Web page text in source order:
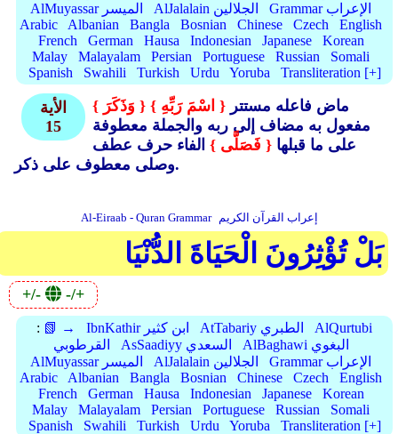
AlMuyassar الميسر
AlJalalain الجلالين
Grammar الإعراب
Arabic
Albanian Bangla Bosnian Chinese Czech
English
French
German Hausa Indonesian Japanese
Korean
Malay
Malayalam Persian Portuguese Russian
Somali
Spanish
Swahili Turkish Urdu Yoruba Transliteration [+]
الأية
15
{ وَذَكَرَ } ماض فاعله مستتر { اسْمَ رَبِّهِ }
مفعول به مضاف إلى ربه والجملة معطوفة
على ما قبلها { فَصَلَّى } الفاء حرف عطف
وصلى معطوف على ذكر.
Al-Eiraab - Quran Grammar إعراب القرآن الكريم
بَلْ تُؤْثِرُونَ الْحَيَاةَ الدُّنْيَا
+/- -/+
: 📗 → IbnKathir ابن كثير AtTabariy الطبري
AlQurtubi
القرطوبي
AsSaadiyy السعدي
AlBaghawi البغوي
AlMuyassar الميسر
AlJalalain الجلالين
Grammar الإعراب
Arabic
Albanian Bangla Bosnian Chinese Czech
English
French
German Hausa Indonesian Japanese
Korean
Malay
Malayalam Persian Portuguese Russian
Somali
Spanish
Swahili Turkish Urdu Yoruba Transliteration [+]